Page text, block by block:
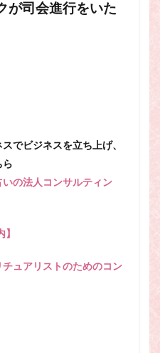
が司会進行をいた
でビジネスを立ち上げ、
ら
の法人コンサルティン
ュアリストのためのコン